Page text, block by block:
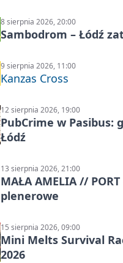
8 sierpnia 2026, 20:00
Sambodrom – Łódź
9 sierpnia 2026, 11:00
Kanzas Cross
12 sierpnia 2026, 19:00
PubCrime w Pasibus:
Łódź
13 sierpnia 2026, 21:00
MAŁA AMELIA //
plenerowe
15 sierpnia 2026, 09:00
Mini Melts Survival
2026